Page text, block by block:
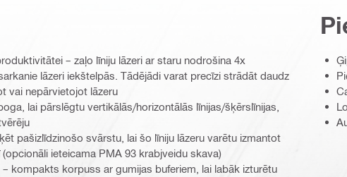
– zaļo līniju lāzeri ar staru nodrošina 4x
lāzeri iekštelpās. Tādējādi varat precīzi strādāt daudz
vai nepārvietojot lāzeru
lai pārslēgtu vertikālās/horizontālās līnijas/šķērslīnijas,
pašizlīdzinošo svārstu, lai šo līniju lāzeru varētu izmantot
ieteicama PMA 93 krabjveidu skava)
kompakts korpuss ar gumijas buferiem, lai labāk izturētu